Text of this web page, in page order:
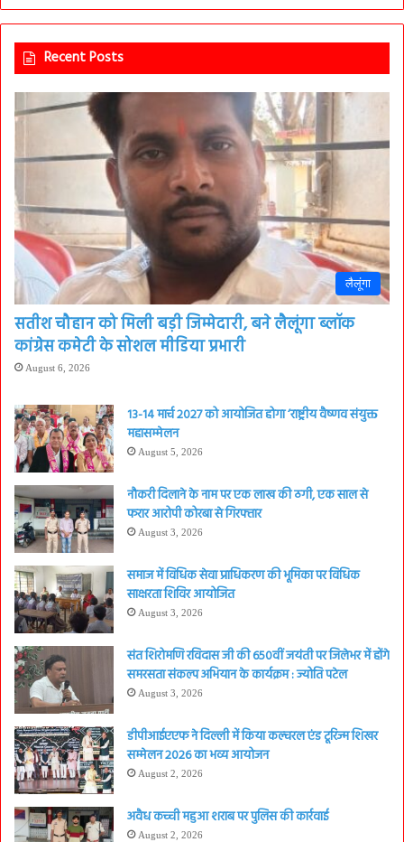
Recent Posts
लैलूंगा
सतीश चौहान को मिली बड़ी जिम्मेदारी, बने लैलूंगा ब्लॉक
कांग्रेस कमेटी के सोशल मीडिया प्रभारी
August 6, 2026
13-14 मार्च 2027 को आयोजित होगा ‘राष्ट्रीय वैष्णव संयुक्त
महासम्मेलन
August 5, 2026
नौकरी दिलाने के नाम पर एक लाख की ठगी, एक साल से
फरार आरोपी कोरबा से गिरफ्तार
August 3, 2026
समाज में विधिक सेवा प्राधिकरण की भूमिका पर विधिक
साक्षरता शिविर आयोजित
August 3, 2026
संत शिरोमणि रविदास जी की 650वीं जयंती पर जिलेभर में होंगे
समरसता संकल्प अभियान के कार्यक्रम : ज्योति पटेल
August 3, 2026
डीपीआईएएफ ने दिल्ली में किया कल्चरल एंड टूरिज्म शिखर
सम्मेलन 2026 का भव्य आयोजन
August 2, 2026
अवैध कच्ची महुआ शराब पर पुलिस की कार्रवाई
August 2, 2026